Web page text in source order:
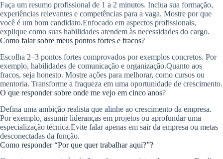
Faça um resumo profissional de 1 a 2 minutos. Inclua sua formação,
experiências relevantes e competências para a vaga. Mostre por que
você é um bom candidato.Enfocado em aspectos profissionais,
explique como suas habilidades atendem às necessidades do cargo.
Como falar sobre meus pontos fortes e fracos?
Escolha 2–3 pontos fortes comprovados por exemplos concretos. Por
exemplo, habilidades de comunicação e organização.Quanto aos
fracos, seja honesto. Mostre ações para melhorar, como cursos ou
mentoria. Transforme a fraqueza em uma oportunidade de crescimento.
O que responder sobre onde me vejo em cinco anos?
Defina uma ambição realista que alinhe ao crescimento da empresa.
Por exemplo, assumir lideranças em projetos ou aprofundar uma
especialização técnica.Evite falar apenas em sair da empresa ou metas
desconectadas da função.
Como responder “Por que quer trabalhar aqui?”?